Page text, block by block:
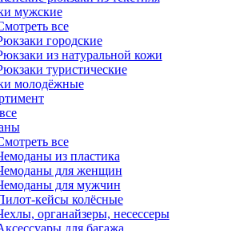
мужские
все
городские
из натуральной кожи
туристические
молодёжные
все
из пластика
для женщин
для мужчин
кейсы колёсные
органайзеры, несессеры
для багажа